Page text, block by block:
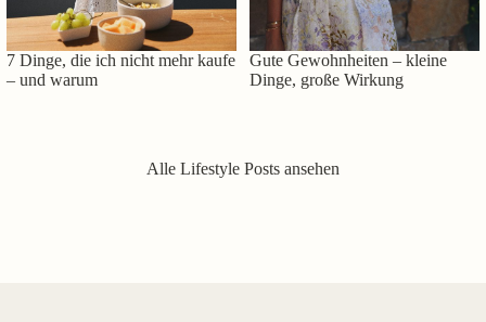
7 Dinge, die ich nicht mehr kaufe
– und warum
Gute Gewohnheiten – kleine
Dinge, große Wirkung
Alle Lifestyle Posts ansehen